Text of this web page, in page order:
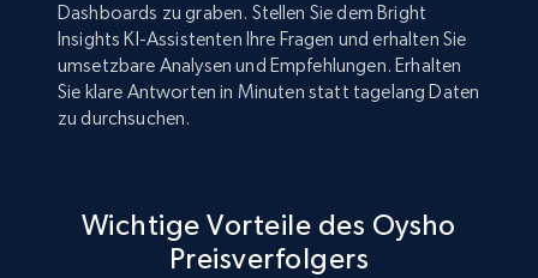
Dashboards zu graben. Stellen Sie dem Bright
Insights KI-Assistenten Ihre Fragen und erhalten Sie
umsetzbare Analysen und Empfehlungen. Erhalten
Sie klare Antworten in Minuten statt tagelang Daten
zu durchsuchen.
Wichtige Vorteile des Oysho
Preisverfolgers